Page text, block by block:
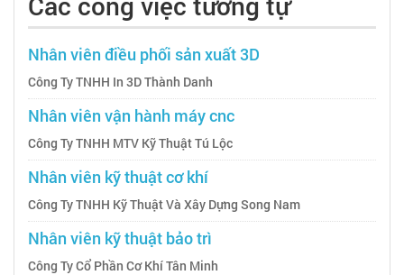
Nhân viên điều phối sản xuất 3D
Công Ty TNHH In 3D Thành Danh
Nhân viên vận hành máy cnc
Công Ty TNHH MTV Kỹ Thuật Tú Lộc
Nhân viên kỹ thuật cơ khí
Công Ty TNHH Kỹ Thuật Và Xây Dựng Song Nam
Nhân viên kỹ thuật bảo trì
Công Ty Cổ Phần Cơ Khí Tân Minh